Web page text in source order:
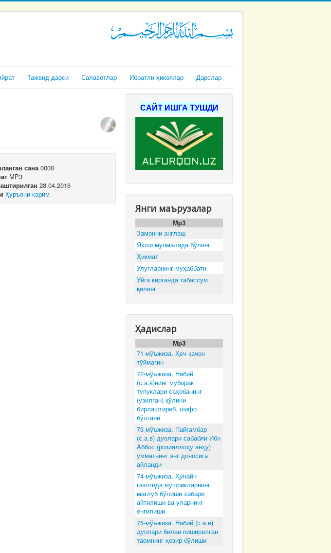
Тажвид дарси Салавотлар Ибратли ҳикоялар Дарслар
сана 0000
MP3
28.04.2016
Қуръони карим
САЙТ ИШГА ТУШДИ
Янги маърузалар
Mp3
Замонни англаш
Яхши муомалада бўлинг
Ҳикмат
Улуғларнинг муҳаббати
Уйга кирганда табассум
қилинг
Ҳадислар
Mp3
71-мўъжиза. Ҳеч қачон
тўймагин
72-мўъжиза. Набий
(с.а.в)нинг муборак
тупуклари саҳобанинг
(узилган) қўлини
бирлаштириб, шифо
бўлгани
73-мўъжиза. Пайғамбар
(с.а.в) дуолари сабабли Ибн
Аббос (розияллоҳу анҳу)
умматнинг энг доносига
айланди
74-мўъжиза. Ҳунайн
ғазотида мушрикларнинг
мағлуб бўлиши хабари
айтилиши ва уларнинг
енгилиши
75-мўъжиза. Набий (с.а.в)
дуолари билан пиширилган
таомнинг ҳозир бўлиши